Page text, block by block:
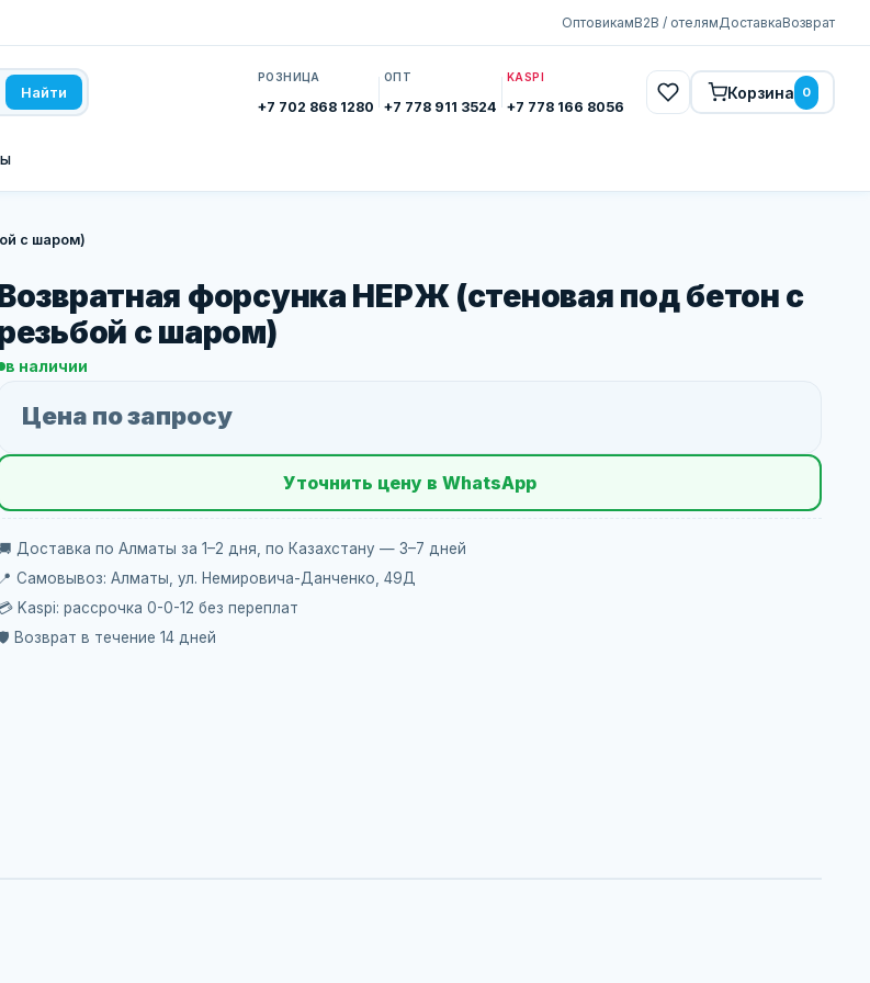
ОптовикамB2B / отелямДоставкаВозврат
Найти
РОЗНИЦА
+7 702 868 1280
ОПТ
+7 778 911 3524
KASPI
+7 778 166 8056
Корзина 0
с шаром)
форсунка НЕРЖ (стеновая под бетон с
с шаром)
в наличии
Цена по запросу
Уточнить цену в WhatsApp
Доставка по Алматы за 1–2 дня, по Казахстану — 3–7 дней
📍 Самовывоз: Алматы, ул. Немировича-Данченко, 49Д
Kaspi: рассрочка 0-0-12 без переплат
Возврат в течение 14 дней